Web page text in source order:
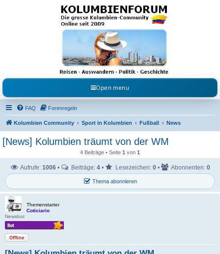
Kolumbienforum - Das
grosse Forum der
Freunde Kolumbiens
Reisen, Auswandern, Kultur, Politik, Geschichte und Visum in Kolumbien und Venezuela.
Austausch, Erfahrungen und Gemeinschaft im Kolumbienforum
Open menu
FAQ Forenregeln
Kolumbien Community Sport in Kolumbien Fußball News
[News] Kolumbien träumt von der WM
4 Beiträge • Seite 1 von 1
Thema abonnieren
Aufrufe: 1006• Beiträge: 4• Lesezeichen: 0• Abonnenten: 0
Themenstarter
Coticiario
Newsbot
Offline